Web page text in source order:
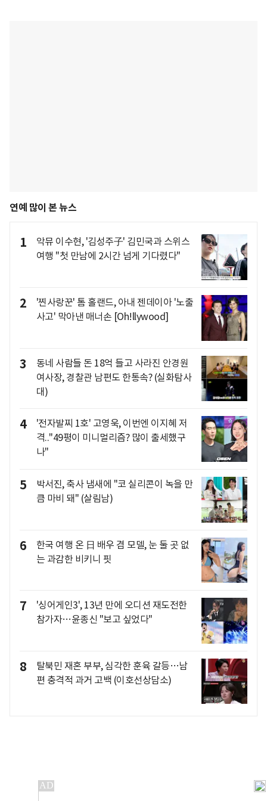
연예 많이 본 뉴스
1
악뮤 이수현, '김성주子' 김민국과 스위스
여행 "첫 만남에 2시간 넘게 기다렸다"
2
'찐사랑꾼' 톰 홀랜드, 아내 젠데이아 '노출
사고' 막아낸 매너손 [Oh!llywood]
3
동네 사람들 돈 18억 들고 사라진 안경원
여사장, 경찰관 남편도 한통속? (실화탐사
대)
4
'전자발찌 1호' 고영욱, 이번엔 이지혜 저
격.."49평이 미니멀리즘? 많이 출세했구
나"
5
박서진, 축사 냄새에 "코 실리콘이 녹을 만
큼 마비 돼" (살림남)
6
한국 여행 온 日 배우 겸 모델, 눈 둘 곳 없
는 과감한 비키니 핏
7
'싱어게인3', 13년 만에 오디션 재도전한
참가자…윤종신 "보고 싶었다"
8
탈북민 재혼 부부, 심각한 훈육 갈등…남
편 충격적 과거 고백 (이호선상담소)